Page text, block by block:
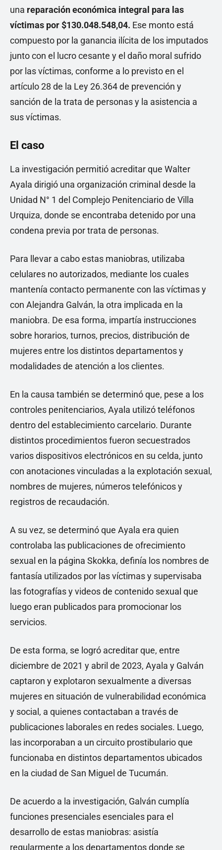
una reparación económica integral para las
víctimas por $130.048.548,04. Ese monto está
compuesto por la ganancia ilícita de los imputados
junto con el lucro cesante y el daño moral sufrido
por las víctimas, conforme a lo previsto en el
artículo 28 de la Ley 26.364 de prevención y
sanción de la trata de personas y la asistencia a
sus víctimas.
El caso
La investigación permitió acreditar que Walter
Ayala dirigió una organización criminal desde la
Unidad N° 1 del Complejo Penitenciario de Villa
Urquiza, donde se encontraba detenido por una
condena previa por trata de personas.
Para llevar a cabo estas maniobras, utilizaba
celulares no autorizados, mediante los cuales
mantenía contacto permanente con las víctimas y
con Alejandra Galván, la otra implicada en la
maniobra. De esa forma, impartía instrucciones
sobre horarios, turnos, precios, distribución de
mujeres entre los distintos departamentos y
modalidades de atención a los clientes.
En la causa también se determinó que, pese a los
controles penitenciarios, Ayala utilizó teléfonos
dentro del establecimiento carcelario. Durante
distintos procedimientos fueron secuestrados
varios dispositivos electrónicos en su celda, junto
con anotaciones vinculadas a la explotación sexual,
nombres de mujeres, números telefónicos y
registros de recaudación.
A su vez, se determinó que Ayala era quien
controlaba las publicaciones de ofrecimiento
sexual en la página Skokka, definía los nombres de
fantasía utilizados por las víctimas y supervisaba
las fotografías y videos de contenido sexual que
luego eran publicados para promocionar los
servicios.
De esta forma, se logró acreditar que, entre
diciembre de 2021 y abril de 2023, Ayala y Galván
captaron y explotaron sexualmente a diversas
mujeres en situación de vulnerabilidad económica
y social, a quienes contactaban a través de
publicaciones laborales en redes sociales. Luego,
las incorporaban a un circuito prostibulario que
funcionaba en distintos departamentos ubicados
en la ciudad de San Miguel de Tucumán.
De acuerdo a la investigación, Galván cumplía
funciones presenciales esenciales para el
desarrollo de estas maniobras: asistía
regularmente a los departamentos donde se